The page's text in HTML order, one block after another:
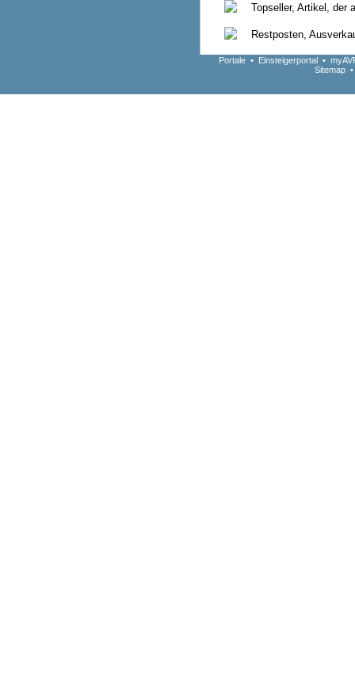
Topseller, Artikel, der
Restposten,
Portale • Einsteigerportal •
Sitemap